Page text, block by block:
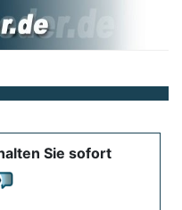
Sie sofort